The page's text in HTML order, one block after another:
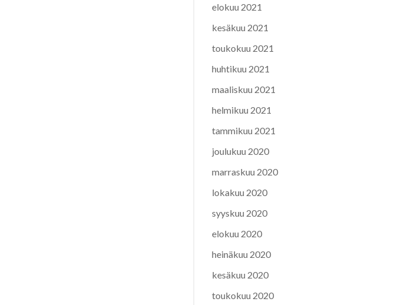
elokuu 2021
kesäkuu 2021
toukokuu 2021
huhtikuu 2021
maaliskuu 2021
helmikuu 2021
tammikuu 2021
joulukuu 2020
marraskuu 2020
lokakuu 2020
syyskuu 2020
elokuu 2020
heinäkuu 2020
kesäkuu 2020
toukokuu 2020